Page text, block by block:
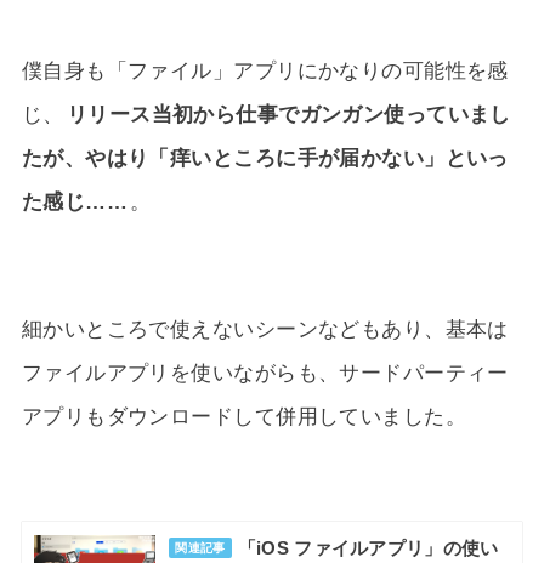
僕自身も「ファイル」アプリにかなりの可能性を感
じ、
リリース当初から仕事でガンガン使っていまし
たが、やはり「痒いところに手が届かない」といっ
た感じ…… 。
細かいところで使えないシーンなどもあり、基本は
ファイルアプリを使いながらも、サードパーティー
アプリもダウンロードして併用していました。
関連記事
「iOS ファイルアプリ」の使い